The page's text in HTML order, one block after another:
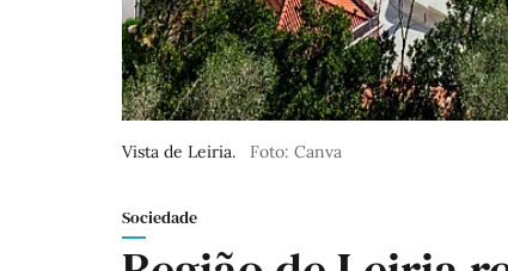
Vista de Leiria. Foto: Canva
Sociedade